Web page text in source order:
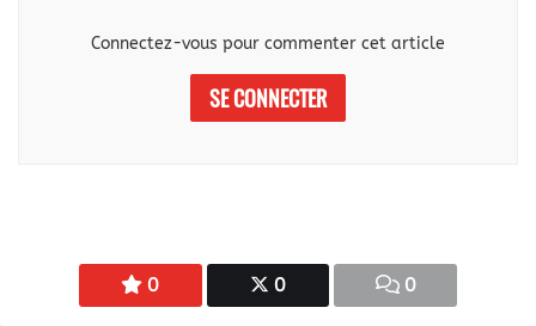
0 0 0
Connectez-vous pour commenter cet article
SE CONNECTER